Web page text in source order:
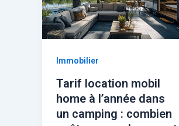
Immobilier
Tarif location mobil
home à l’année dans
un camping : combien